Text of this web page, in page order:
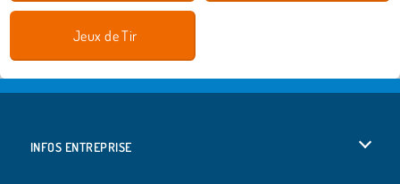
Jeux de Tir
INFOS ENTREPRISE